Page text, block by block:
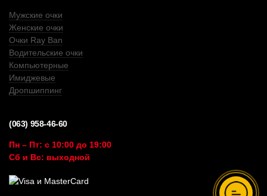
Мужские очки
Женские очки
Очки Ray Ban
Водительские очки
Компьютерные
Имиджевые
Дропшиппинг
(063) 958-46-60
Пн – Пт: с 10:00 до 19:00
Сб и Вс: выходной